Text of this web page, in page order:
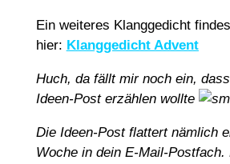
Ein weiteres Klanggedicht
hier: Klanggedicht Advent
Huch, da fällt mir noch ein,
Ideen-Post erzählen wollte
Die Ideen-Post flattert nämlich
Woche in dein E-Mail-Postfach.